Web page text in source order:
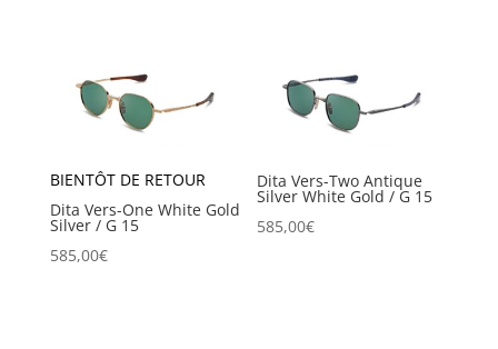
BIENTÔT DE RETOUR
Dita Vers-One White Gold
Silver / G 15
585,00€
Dita Vers-Two Antique
Silver White Gold / G 15
585,00€